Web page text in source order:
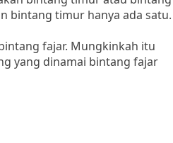
bintang timur hanya ada satu.
fajar. Mungkinkah itu
yang dinamai bintang fajar